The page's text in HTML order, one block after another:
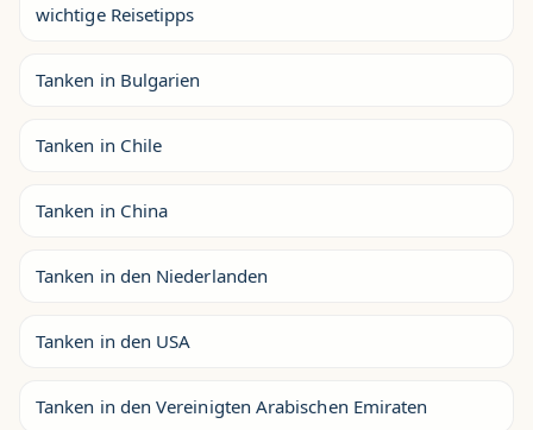
wichtige Reisetipps
Tanken in Bulgarien
Tanken in Chile
Tanken in China
Tanken in den Niederlanden
Tanken in den USA
Tanken in den Vereinigten Arabischen Emiraten